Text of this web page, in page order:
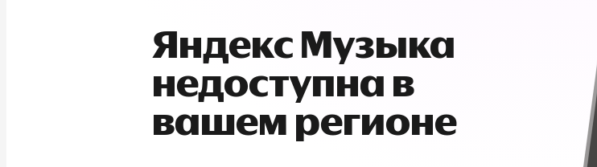
Яндекс Музыка
недоступна в
вашем регионе